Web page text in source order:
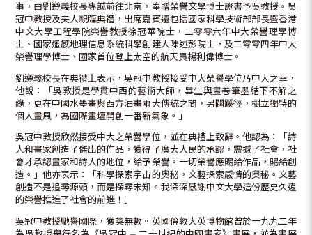
事，由劉遵義校長專誠前往北京，奉贈榮譽文學博士證書予吳教授。吳
冠中教授及夫人親臨典禮，出席嘉賓還包括國家科學技術部部長暨香港
中文大學工程學院榮譽教授徐冠華院士，二零零六年中大榮譽理學博
士、國家遙感地理信息系統科學創建人陳述彭院士，及二零零四年中大
榮譽理學博士、國家首位登上太空的航天員楊利偉博士。
劉遵義校長在典禮上表示，吳冠中教授接受中大榮譽學位乃中大之幸，
他說：「吳教授是學貫中西的藝術大師，畢生與畫卷筆墨結下不解之
緣，更在中國水墨畫與西方油畫兩大傳統之間，另闢蹊徑，樹立獨特的
個人畫風，為國際畫壇開創一番新氣象。」
吳冠中教授欣然接受中大之榮譽學位，並在典禮上致辭。他認為：「詩
人和畫家創造了傑出的作品，獲得了廣大人民的承認，震撼了社會，社
會才承認畫家和詩人的地位，給予榮譽。一切榮譽應賜給作品，賜給創
造。」他亦表示：「科學探索宇宙的奧秘，文藝探索感情的奧秘。文藝
創造不是追尋源頭，而是探尋未知。我深深感謝中文大學這份歷史久遠
的榮譽推進了社會的前進！」
吳冠中教授馳譽國際，獲獎無數。英國倫敦大英博物館曾於一九九二年